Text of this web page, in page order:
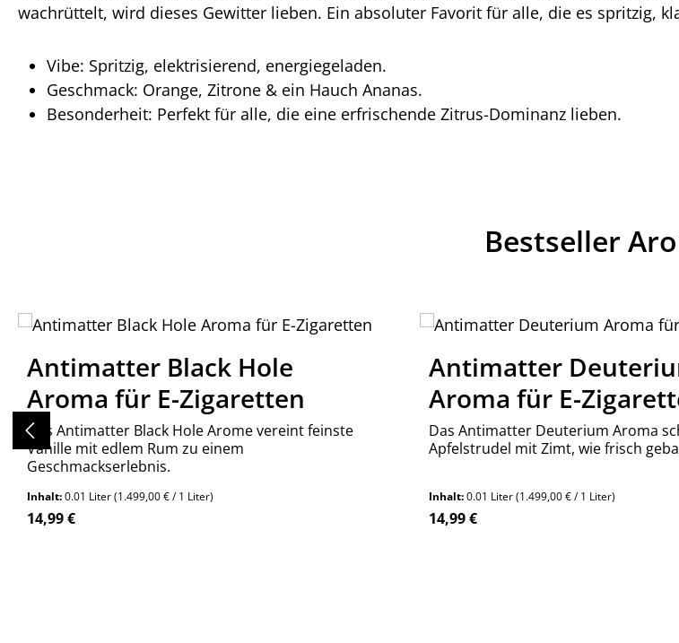
wachrüttelt, wird dieses Gewitter lieben. Ein absoluter Favorit für alle, die es spritzig,
Vibe: Spritzig, elektrisierend, energiegeladen.
Geschmack: Orange, Zitrone & ein Hauch Ananas.
Besonderheit: Perfekt für alle, die eine erfrischende Zitrus-Dominanz lieben.
Bestseller
Produktgalerie überspringen
Antimatter Black Hole
Aroma für E-Zigaretten
Das Antimatter Black Hole Arome vereint feinste
Vanille mit edlem Rum zu einem
Geschmackserlebnis.
Inhalt:0.01 Liter(1.499,00 € / 1 Liter)
Regulärer Preis:
14,99 €
Antimatter
Aroma für E-
Das Antimatter Deuterium Aroma
Apfelstrudel mit Zimt, wie frisch
Inhalt:0.01 Liter(1.499,00 € / 1 Liter)
Regulärer Preis:
14,99 €